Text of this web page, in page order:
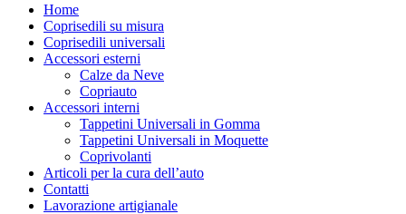
Home
Coprisedili su misura
Coprisedili universali
Accessori esterni
Calze da Neve
Copriauto
Accessori interni
Tappetini Universali in Gomma
Tappetini Universali in Moquette
Coprivolanti
Articoli per la cura dell’auto
Contatti
Lavorazione artigianale